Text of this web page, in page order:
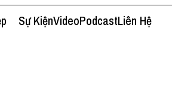
Sự KiệnVideoPodcastLiên Hệ